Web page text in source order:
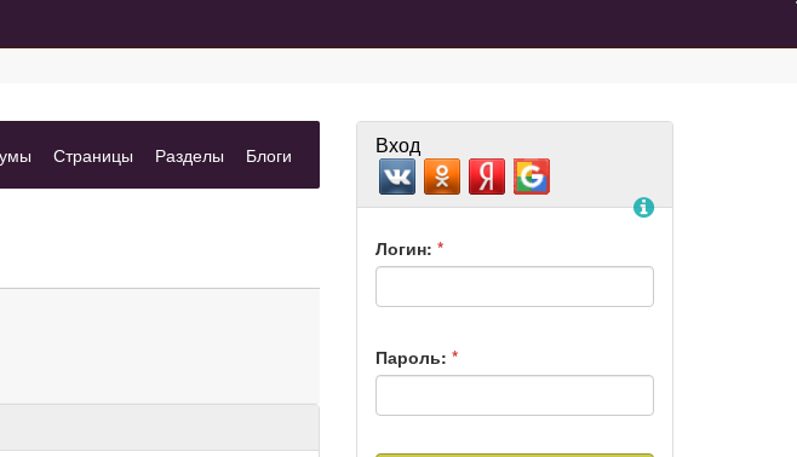
(вкладка)
Страницы(вкладка)
Разделы(вкладка)
Блоги(вкладка) Вход
Помощь
Логин: *
Пароль: *